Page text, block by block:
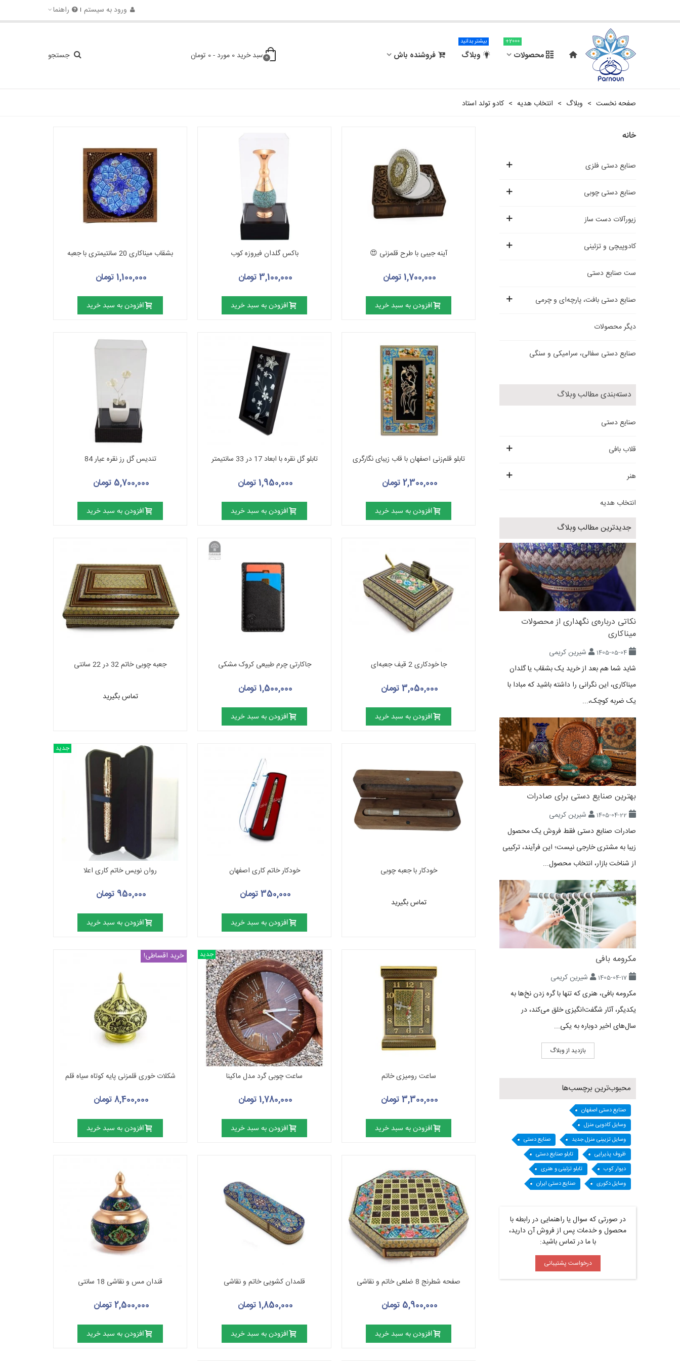
ورود به سیستم راهنما
محصولات
2000+
وبلاگ
بیشتر بدانید
فروشنده باش 0سبد خرید 0 مورد -0 تومان جستجو
صفحه نخست > وبلاگ > انتخاب هدیه > کادو تولد استاد
خانه
صنایع دستی فلزی
صنایع دستی چوبی
زیورآلات دست ساز
کادوپیچی و تزئینی
ست صنایع دستی
صنایع دستی بافت، پارچه‌ای و چرمی
دیگر محصولات
صنایع دستی سفالی، سرامیکی و سنگی
دسته‌بندی مطالب وبلاگ
صنایع دستی
قلاب بافی
هنر
انتخاب هدیه
جدیدترین مطالب وبلاگ
نکاتی درباره‌ی نگهداری از محصولات
میناکاری
1405-05-04
شیرین کریمی
شاید شما هم بعد از خرید یک بشقاب یا گلدان
میناکاری، این نگرانی را داشته باشید که مبادا با
یک ضربه کوچک،...
بهترین صنایع دستی برای صادرات
1405-04-22
شیرین کریمی
صادرات صنایع دستی فقط فروش یک محصول
زیبا به مشتری خارجی نیست؛ این فرآیند، ترکیبی
از شناخت بازار، انتخاب محصول...
مکرومه بافی
1405-04-17
شیرین کریمی
مکرومه بافی، هنری که تنها با گره زدن نخ‌ها به
یکدیگر، آثار شگفت‌انگیزی خلق می‌کند، در
سال‌های اخیر دوباره به یکی...
بازدید از وبلاگ
محبوب‌ترین برچسب‌ها
صنایع دستی اصفهان
وسایل کادویی منزل
وسایل تزیینی منزل جدید
صنایع دستی
ظروف پذیرایی
تابلو صنایع دستی
دیوار کوب
تابلو تزئینی و هنری
وسایل دکوری
صنایع دستی ایران
در صورتی که سوال یا راهنمایی در رابطه با
محصول و خدمات پس از فروش آن دارید،
با ما در تماس باشید:
درخواست پشتیبانی
آینه جیبی با طرح قلمزنی 😍
1,700,000 تومان
افزودن به سبد خرید
باکس گلدان فیروزه کوب
3,100,000 تومان
افزودن به سبد خرید
بشقاب میناکاری 20 سانتیمتری با جعبه
1,100,000 تومان
افزودن به سبد خرید
تابلو قلم‌زنی اصفهان با قاب زیبای نگارگری
2,300,000 تومان
افزودن به سبد خرید
تابلو گل نقره با ابعاد 17 در 33 سانتیمتر
1,950,000 تومان
افزودن به سبد خرید
تندیس گل رز نقره عیار 84
5,700,000 تومان
افزودن به سبد خرید
جا خودکاری 2 قیف جعبه‌ای
3,050,000 تومان
افزودن به سبد خرید
جاکارتی چرم طبیعی کروک مشکی
1,500,000 تومان
افزودن به سبد خرید
جعبه چوبی خاتم 32 در 22 سانتی
تماس بگیرید
خودکار با جعبه چوبی
تماس بگیرید
خودکار خاتم کاری اصفهان
350,000 تومان
افزودن به سبد خرید
جدید
روان نویس خاتم کاری اعلا
950,000 تومان
افزودن به سبد خرید
ساعت رومیزی خاتم
3,300,000 تومان
افزودن به سبد خرید
جدید
ساعت چوبی گرد مدل ماکینا
1,780,000 تومان
افزودن به سبد خرید
خرید اقساطی!
شکلات خوری قلمزنی پایه کوتاه سیاه قلم
8,400,000 تومان
افزودن به سبد خرید
صفحه شطرنج 8 ضلعی خاتم و نقاشی
5,900,000 تومان
افزودن به سبد خرید
قلمدان کشویی خاتم و نقاشی
1,850,000 تومان
افزودن به سبد خرید
قندان مس و نقاشی 18 سانتی
2,500,000 تومان
افزودن به سبد خرید